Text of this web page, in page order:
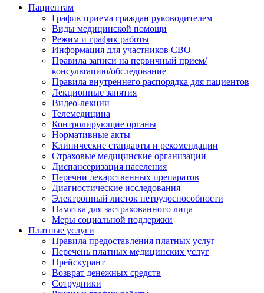
Пациентам
График приема граждан руководителем
Виды медицинской помощи
Режим и график работы
Информация для участников СВО
Правила записи на первичный прием/
консультацию/обследование
Правила внутреннего распорядка для пациентов
Лекционные занятия
Видео-лекции
Телемедицина
Контролирующие органы
Нормативные акты
Клинические стандарты и рекомендации
Страховые медицинские организации
Диспансеризация населения
Перечни лекарственных препаратов
Диагностические исследования
Электронный листок нетрудоспособности
Памятка для застрахованного лица
Меры социальной поддержки
Платные услуги
Правила предоставления платных услуг
Перечень платных медицинских услуг
Прейскурант
Возврат денежных средств
Сотрудники